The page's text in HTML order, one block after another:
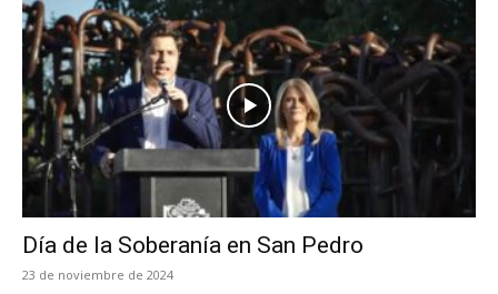
Día de la Soberanía en San Pedro
23 de noviembre de 2024